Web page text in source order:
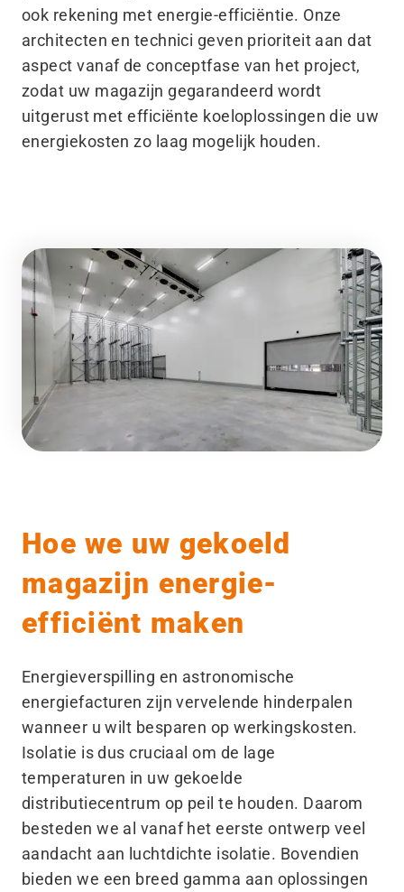
ook rekening met energie-efficiëntie. Onze
architecten en technici geven prioriteit aan dat
aspect vanaf de conceptfase van het project,
zodat uw magazijn gegarandeerd wordt
uitgerust met efficiënte koeloplossingen die uw
energiekosten zo laag mogelijk houden.
Hoe we uw gekoeld
magazijn energie-
efficiënt maken
Energieverspilling en astronomische
energiefacturen zijn vervelende hinderpalen
wanneer u wilt besparen op werkingskosten.
Isolatie is dus cruciaal om de lage
temperaturen in uw gekoelde
distributiecentrum op peil te houden. Daarom
besteden we al vanaf het eerste ontwerp veel
aandacht aan luchtdichte isolatie. Bovendien
bieden we een breed gamma aan oplossingen